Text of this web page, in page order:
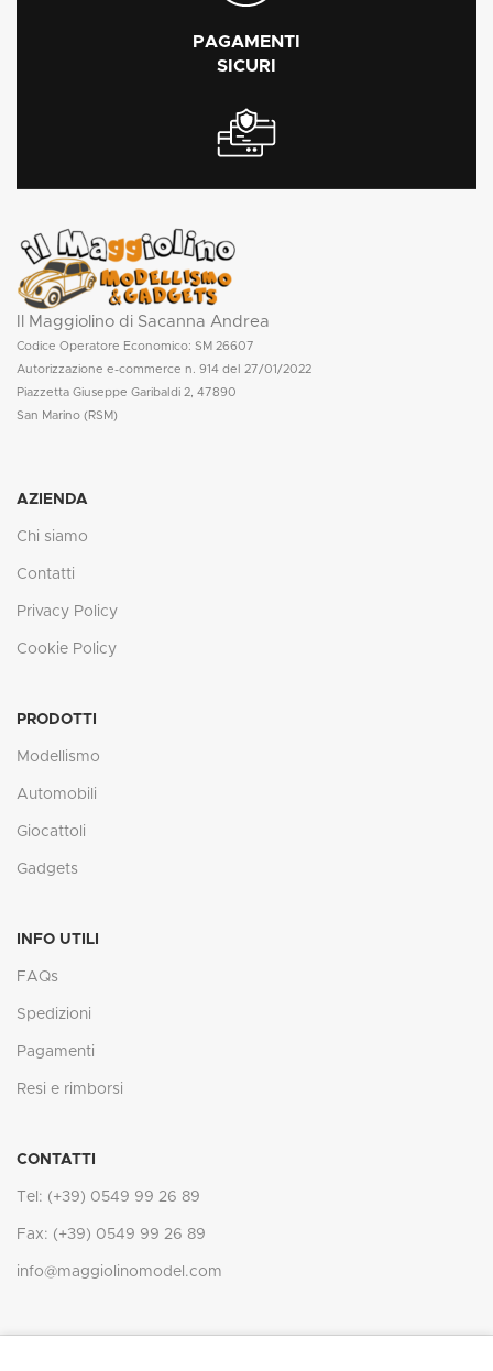
PAGAMENTI
SICURI
Il Maggiolino di Sacanna Andrea
Codice Operatore Economico: SM 26607
Autorizzazione e-commerce n. 914 del 27/01/2022
Piazzetta Giuseppe Garibaldi 2, 47890
San Marino (RSM)
AZIENDA
Chi siamo
Contatti
Privacy Policy
Cookie Policy
PRODOTTI
Modellismo
Automobili
Giocattoli
Gadgets
INFO UTILI
FAQs
Spedizioni
Pagamenti
Resi e rimborsi
CONTATTI
Tel: (+39) 0549 99 26 89
Fax: (+39) 0549 99 26 89
info@maggiolinomodel.com